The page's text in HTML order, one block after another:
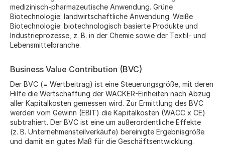
medizinisch-pharmazeutische Anwendung. Grüne
Biotechnologie: landwirtschaftliche Anwendung. Weiße
Biotechnologie: biotechnologisch basierte Produkte und
Industrieprozesse, z. B. in der Chemie sowie der Textil- und
Lebensmittelbranche.
Business Value Contribution (BVC)
Der BVC (= Wertbeitrag) ist eine Steuerungsgröße, mit deren
Hilfe die Wertschaffung der WACKER-Einheiten nach Abzug
aller Kapitalkosten gemessen wird. Zur Ermittlung des BVC
werden vom Gewinn (EBIT) die Kapitalkosten (WACC x CE)
subtrahiert. Der BVC ist eine um außerordentliche Effekte
(z. B. Unternehmensteilverkäufe) bereinigte Ergebnisgröße
und damit ein gutes Maß für die Geschäftsentwicklung.